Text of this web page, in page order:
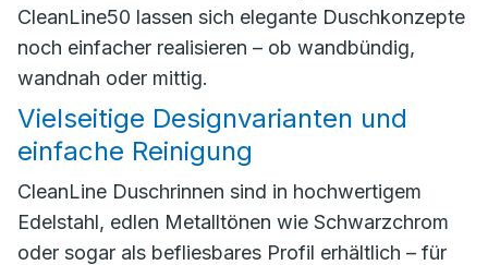
CleanLine50 lassen sich elegante Duschkonzepte
noch einfacher realisieren – ob wandbündig,
wandnah oder mittig.
Vielseitige Designvarianten und
einfache Reinigung
CleanLine Duschrinnen sind in hochwertigem
Edelstahl, edlen Metalltönen wie Schwarzchrom
oder sogar als befliesbares Profil erhältlich – für